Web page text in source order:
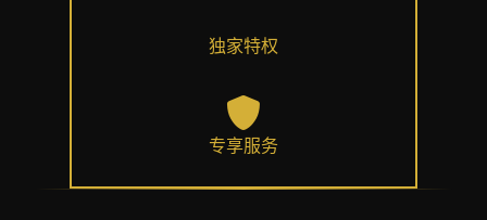
独家特权
专享服务